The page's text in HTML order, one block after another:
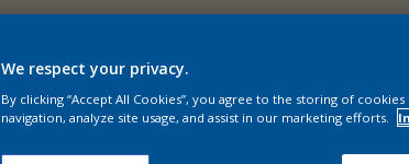
We respect your privacy.
By clicking “Accept All Cookies”, you agree to the storing of
navigation, analyze site usage, and assist in our marketing efforts.